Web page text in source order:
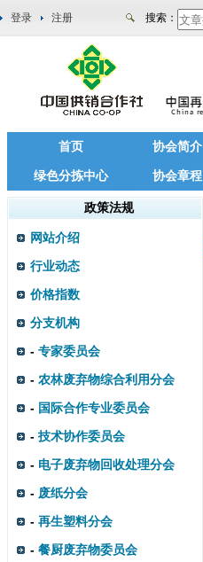
登录 注册 搜索：
首页 协会简介
绿色分拣中心 协会章程
政策法规
网站介绍
行业动态
价格指数
分支机构
- 专家委员会
- 农林废弃物综合利用分会
- 国际合作专业委员会
- 技术协作委员会
- 电子废弃物回收处理分会
- 废纸分会
- 再生塑料分会
- 餐厨废弃物委员会